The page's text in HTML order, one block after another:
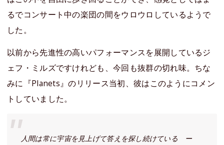
るでコンサート中の楽団の間をウロウロしているようで
した。
以前から先進性の高いパフォーマンスを展開しているジ
ェフ・ミルズですけれども、今回も抜群の切れ味。ちな
みに『Planets』のリリース当初、彼はこのようにコメン
トしていました。
人間は常に宇宙を見上げて答えを探し続けている ー